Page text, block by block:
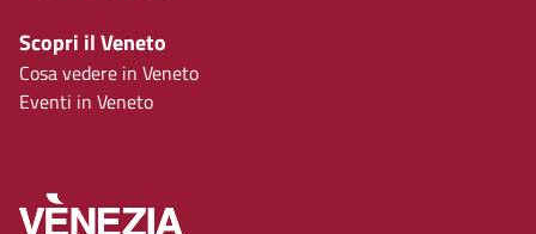
Scopri il Veneto
Cosa vedere in Veneto
Eventi in Veneto